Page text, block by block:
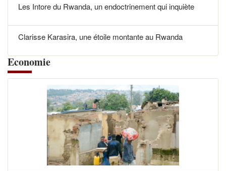
Les Intore du Rwanda, un endoctrinement qui inquiète
Clarisse Karasira, une étoile montante au Rwanda
Economie